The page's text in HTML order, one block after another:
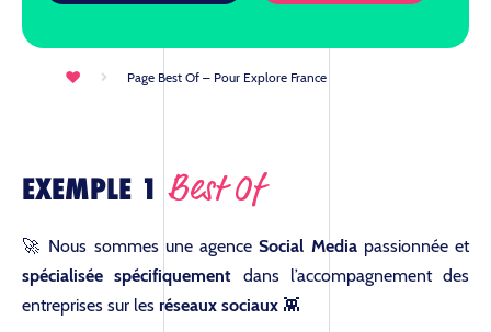
Page Best Of – Pour Explore France
EXEMPLE 1 Best Of
🚀 Nous sommes une agenceSocial Mediapassionnée et
spécialisée spécifiquement dans l’accompagnement des
entreprises sur les réseaux sociaux 👾